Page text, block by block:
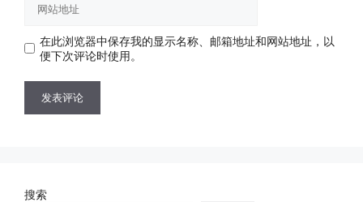
址 在此浏览器中保存我的显示名称、邮箱地址和网站地址，以
便下次评论时使用。
搜索